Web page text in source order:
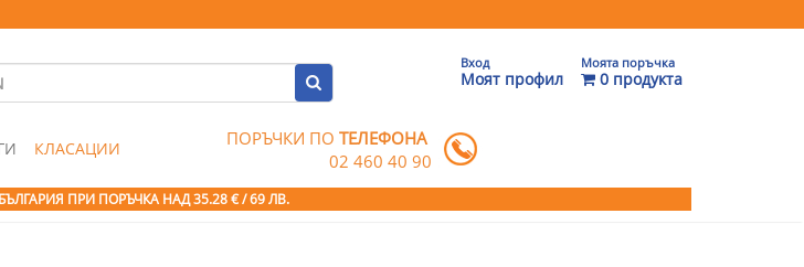
Вход
Моят профил
Моята поръчка
0 продукта
КЛАСАЦИИ ПОРЪЧКИ ПОТЕЛЕФОНА
02 460 40 90
ПРИ ПОРЪЧКА НАД 35.28 € / 69 ЛВ.